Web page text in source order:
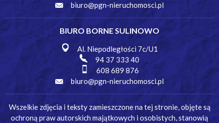
biuro@pgn-nieruchomosci.pl
BIURO BORNE SULINOWO
Al. Niepodległości 7c/U1
94 37 333 40
608 689 876
biuro@pgn-nieruchomosci.pl
Wszelkie zdjęcia i teksty zamieszczone na tej stronie, objęte są
ochroną praw autorskich majątkowych i osobistych, stanowią